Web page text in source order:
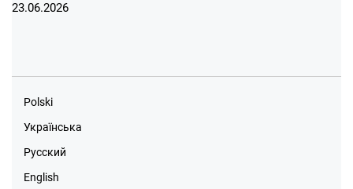
23.06.2026
Polski
Українська
Русский
English